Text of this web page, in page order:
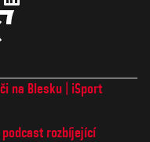
na Blesku
iSport
rozbíjející